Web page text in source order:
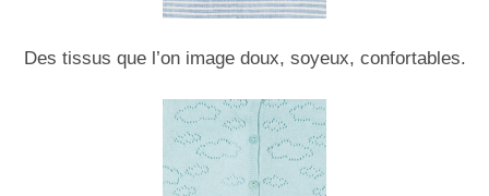
Des tissus que l’on image doux, soyeux, confortables.